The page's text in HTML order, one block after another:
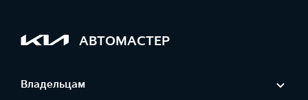
АВТОМАСТЕР
Владельцам